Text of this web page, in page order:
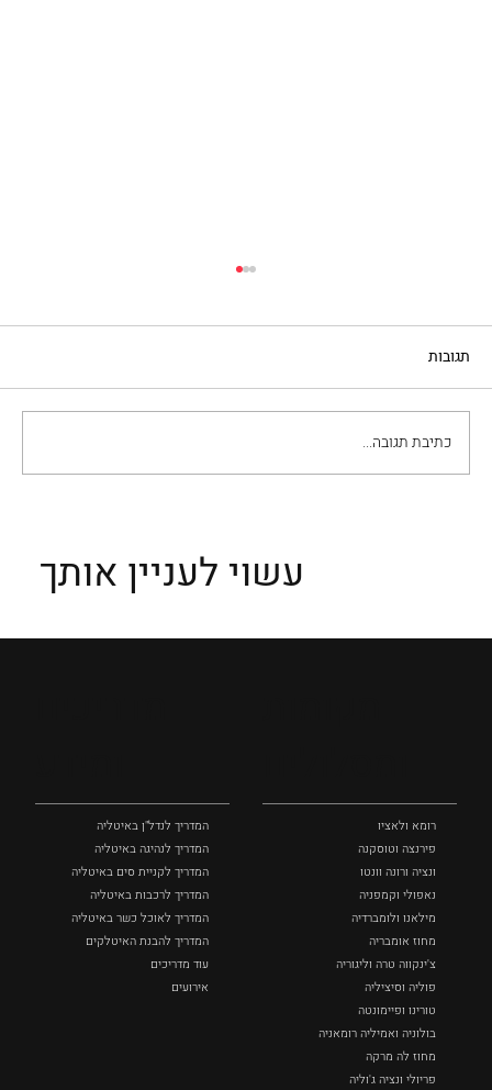
הסקנדינביים שעיצבו את איטליה
תגובות
כתיבת תגובה...
עשוי לעניין אותך
רומא ולאציו
פירנצה וטוסקנה ‏
ונציה ורונה וונטו
נאפולי‏ וקמפניה
מילאנו ולומברדיה
מחוז אומבריה
צ'ינקווה טרה וליגוריה
פוליה וסיציליה ‏
טורינו ופיימונטה
בולוניה ואמיליה רומאניה
מחוז לה מרקה
פריולי ונציה ג'וליה
המדריך לנדל"ן באיטליה
המדריך לנהיגה באיטליה
המדריך לקניית סים באיטליה
המדריך לרכבות באיטליה
המדריך לאוכל כשר באיטליה
המדריך להבנת האיטלקים
עוד מדריכים
אירועים